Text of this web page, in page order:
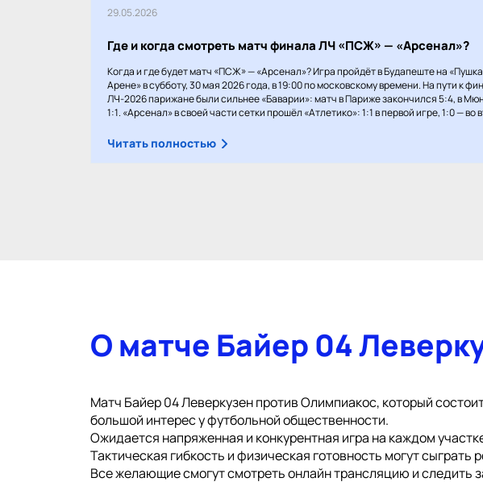
29.05.2026
Где и когда смотреть матч финала ЛЧ «ПСЖ» — «Арсенал»?
Когда и где будет матч «ПСЖ» — «Арсенал»? Игра пройдёт в Будапеште на
Арене» в субботу, 30 мая 2026 года, в 19:00 по московскому времени. На пути к
ЛЧ-2026 парижане были сильнее «Баварии»: матч в Париже закончился 5:4, в
1:1. «Арсенал» в своей части сетки прошёл «Атлетико»: 1:1 в первой игре, 1:0 — во
Читать полностью
О матче Байер 04
Матч Байер 04 Леверкузен против Олимпиакос, который
большой интерес у футбольной общественности.
Ожидается напряженная и конкурентная игра на каждом
Тактическая гибкость и физическая готовность могут
Все желающие смогут смотреть онлайн трансляцию и следить